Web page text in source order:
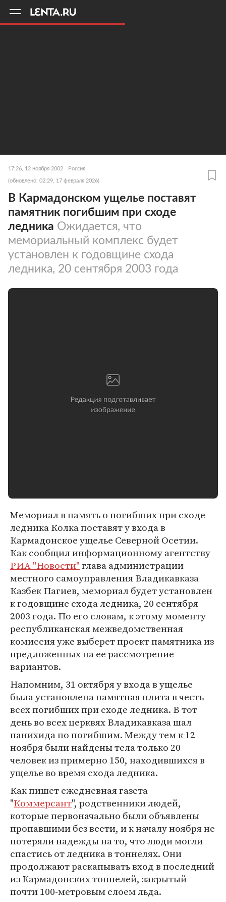
17:26, 12 ноября 2002 Россия
(обновлено: 02:29, 17 февраля 2026)
В Кармадонском ущелье поставят
памятник погибшим при сходе
ледника Ожидается, что
мемориальный комплекс будет
установлен к годовщине схода
ледника, 20 сентября 2003 года
Мемориал в память о погибших при сходе
ледника Колка поставят у входа в
Кармадонское ущелье Северной Осетии.
Как сообщил информационному агентству
РИА "Новости"глава администрации
местного самоуправления Владикавказа
Казбек Пагиев, мемориал будет установлен
к годовщине схода ледника, 20 сентября
2003 года. По его словам, к этому моменту
республиканская межведомственная
комиссия уже выберет проект памятника из
предложенных на ее рассмотрение
вариантов.
Напомним, 31 октября у входа в ущелье
была установлена памятная плита в честь
всех погибших при сходе ледника. В тот
день во всех церквях Владикавказа шал
панихида по погибшим. Между тем к 12
ноября были найдены тела только 20
человек из примерно 150, находившихся в
ущелье во время схода ледника.
Как пишет ежедневная газета
"Коммерсант", родственники людей,
которые первоначально были объявлены
пропавшими без вести, и к началу ноября не
потеряли надежды на то, что люди могли
спастись от ледника в тоннелях. Они
продолжают раскапывать вход в последний
из Кармадонских тоннелей, закрытый
почти 100-метровым слоем льда.